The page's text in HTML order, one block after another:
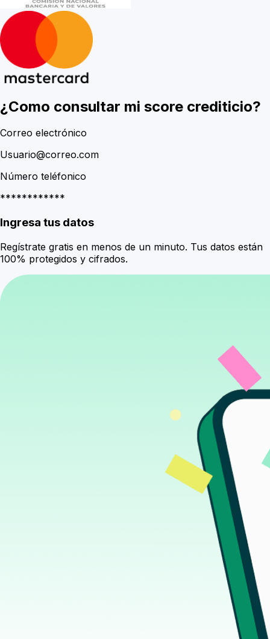
¿Como consultar mi score crediticio?
Correo electrónico
Usuario@correo.com
Número teléfonico
************
Ingresa tus datos
Regístrate gratis en menos de un minuto. Tus datos están
100% protegidos y cifrados.